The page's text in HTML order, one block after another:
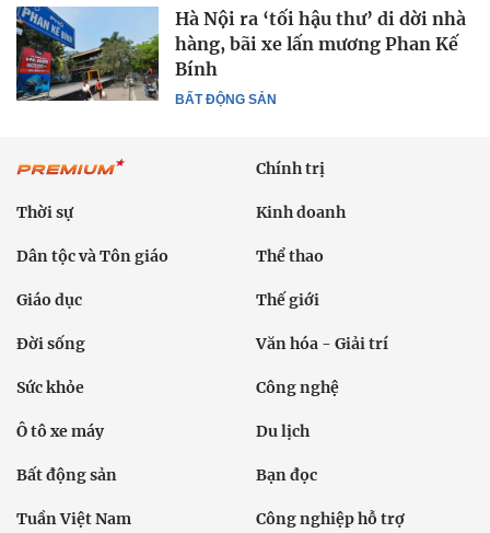
BẤT ĐỘNG SẢN
Hà Nội ra ‘tối hậu thư’ di dời nhà
hàng, bãi xe lấn mương Phan Kế
Bính
Chính trị
Thời sự Kinh doanh
Dân tộc và Tôn giáo Thể thao
Giáo dục Thế giới
Đời sống Văn hóa - Giải trí
Sức khỏe Công nghệ
Ô tô xe máy Du lịch
Bất động sản Bạn đọc
Tuần Việt Nam Công nghiệp hỗ trợ